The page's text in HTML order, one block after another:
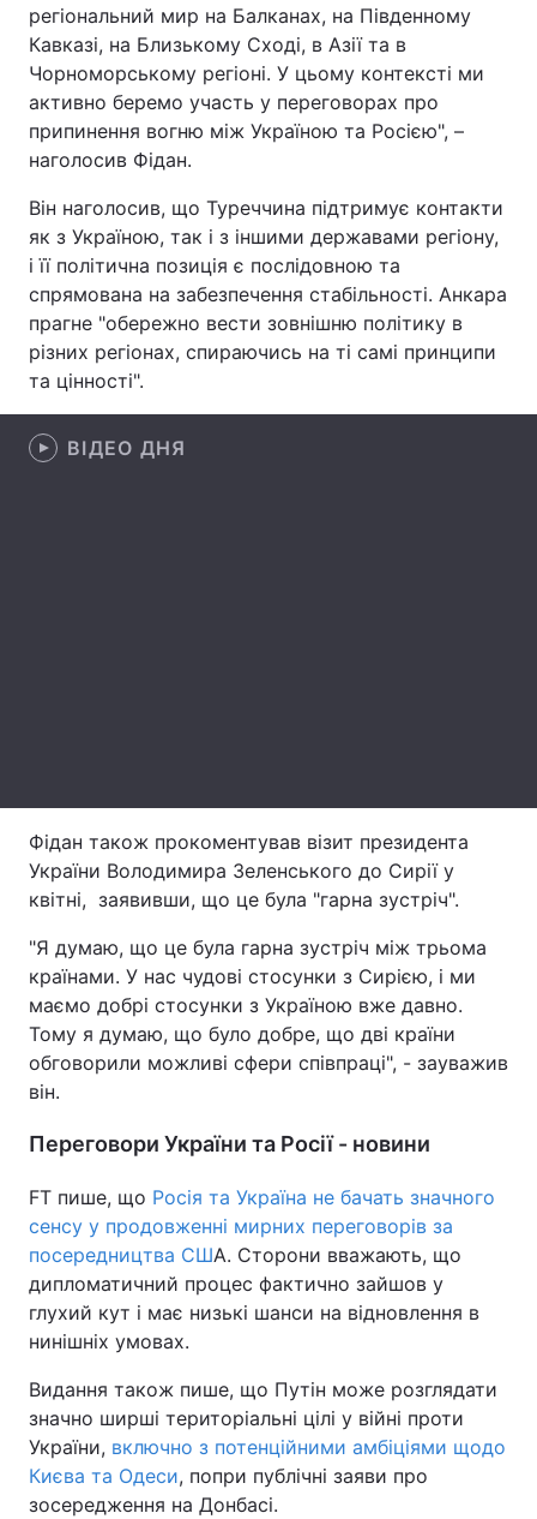
Цікавинки Погода
Екологія Регіони
Лонгріди
Відео з Youtube Статті
Інтерв'ю Думки
Архів Вакансії
Контакти
регіональний мир на Балканах, на Південному
Кавказі, на Близькому Сході, в Азії та в
Чорноморському регіоні. У цьому контексті ми
активно беремо участь у переговорах про
припинення вогню між Україною та Росією", –
наголосив Фідан.
Він наголосив, що Туреччина підтримує контакти
як з Україною, так і з іншими державами регіону,
і її політична позиція є послідовною та
спрямована на забезпечення стабільності. Анкара
прагне "обережно вести зовнішню політику в
різних регіонах, спираючись на ті самі принципи
та цінності".
ВІДЕО ДНЯ
Фідан також прокоментував візит президента
України Володимира Зеленського до Сирії у
квітні, заявивши, що це була "гарна зустріч".
"Я думаю, що це була гарна зустріч між трьома
країнами. У нас чудові стосунки з Сирією, і ми
маємо добрі стосунки з Україною вже давно.
Тому я думаю, що було добре, що дві країни
обговорили можливі сфери співпраці", - зауважив
він.
Переговори України та Росії - новини
FT пише, що Росія та Україна не бачать значного
сенсу у продовженні мирних переговорів за
посередництва США. Сторони вважають, що
дипломатичний процес фактично зайшов у
глухий кут і має низькі шанси на відновлення в
нинішніх умовах.
Видання також пише, що Путін може розглядати
значно ширші територіальні цілі у війні проти
України, включно з потенційними амбіціями щодо
Києва та Одеси, попри публічні заяви про
зосередження на Донбасі.